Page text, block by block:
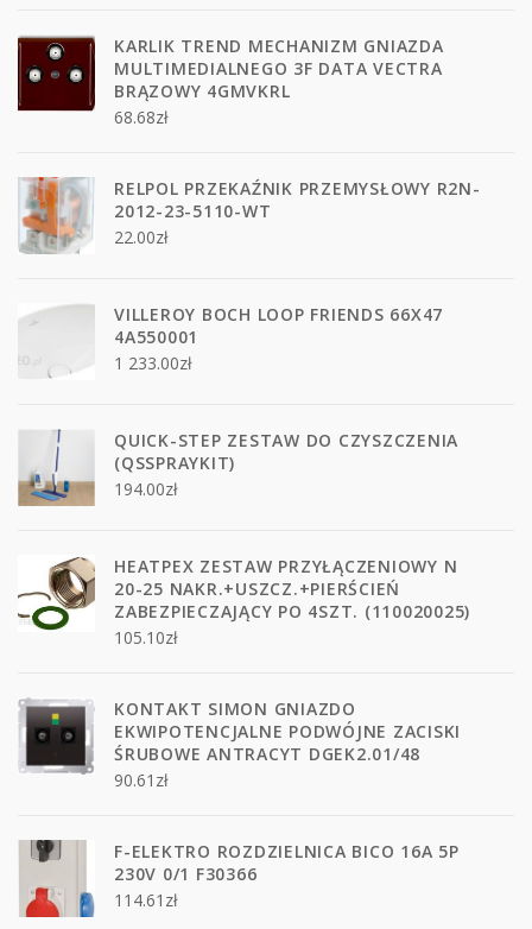
KARLIK TREND MECHANIZM GNIAZDA
MULTIMEDIALNEGO 3F DATA VECTRA
BRĄZOWY 4GMVKRL
68.68zł
RELPOL PRZEKAŹNIK PRZEMYSŁOWY R2N-
2012-23-5110-WT
22.00zł
VILLEROY BOCH LOOP FRIENDS 66X47
4A550001
1 233.00zł
QUICK-STEP ZESTAW DO CZYSZCZENIA
(QSSPRAYKIT)
194.00zł
HEATPEX ZESTAW PRZYŁĄCZENIOWY N
20-25 NAKR.+USZCZ.+PIERŚCIEŃ
ZABEZPIECZAJĄCY PO 4SZT. (110020025)
105.10zł
KONTAKT SIMON GNIAZDO
EKWIPOTENCJALNE PODWÓJNE ZACISKI
ŚRUBOWE ANTRACYT DGEK2.01/48
90.61 zł
F-ELEKTRO ROZDZIELNICA BICO 16A 5P
230V 0/1 F30366
114.61 zł